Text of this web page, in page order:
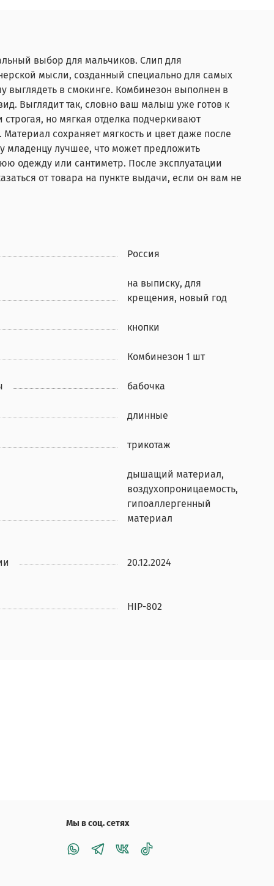
выбор для мальчиков. Слип для
мысли, созданный специально для самых
в смокинге. Комбинезон выполнен в
Выглядит так, словно ваш малыш уже готов к
но мягкая отделка подчеркивают
сохраняет мягкость и цвет даже после
младенцу лучшее, что может предложить
одежду или сантиметр. После эксплуатации
от товара на пункте выдачи, если он вам не
Россия
на выписку, для
крещения, новый год
кнопки
Комбинезон 1 шт
бабочка
длинные
трикотаж
дышащий материал,
воздухопроницаемость,
гипоаллергенный
материал
20.12.2024
HIP-802
Мы в соц. сетях